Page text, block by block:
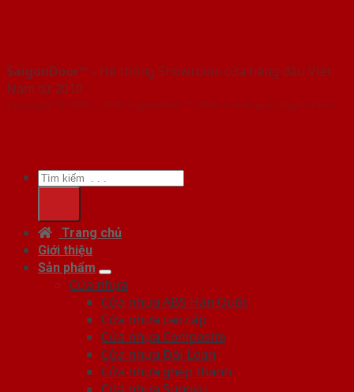
SaigonDoor™ - Hệ thống Showroom cửa hàng đầu Việt
Nam từ 2010
Copyright ⓒ 2010 – 2026 SaigonDoor™ | Đơn vị chủ quản SaigonDoor
Tìm
kiếm:
Trang chủ
Giới thiệu
Sản phẩm
Cửa nhựa
Cửa nhựa ABS Hàn Quốc
Cửa nhựa cao cấp
Cửa nhựa Composite
Cửa nhựa Đài Loan
Cửa nhựa ghép thanh